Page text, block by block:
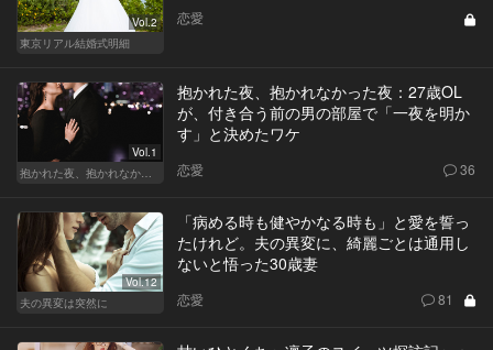
Vol.2
東京リアル結婚式明細
恋愛
Vol.1
抱かれた夜、抱かれなかった夜
抱かれた夜、抱かれなかった夜：27歳OL
が、付き合う前の男の部屋で「一夜を明か
す」と決めたワケ
恋愛 36
Vol.12
夫の異変は突然に
「病める時も健やかなる時も」と愛を誓っ
たけれど。夫の異変に、綺麗ごとは通用し
ないと悟った30歳妻
恋愛 81